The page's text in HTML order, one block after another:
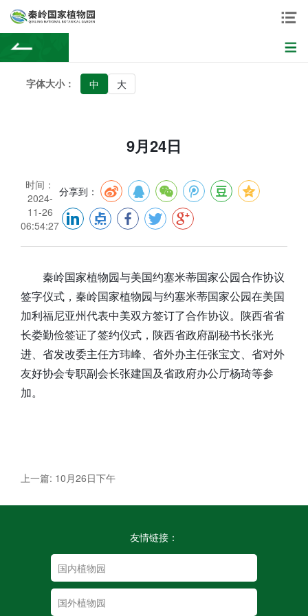
字体大小： 中 大
9月24日
时间：
2024-
11-26
06:54:27
分享到：
秦岭国家植物园与美国约塞米蒂国家公园合作协议
签字仪式，秦岭国家植物园与约塞米蒂国家公园在美国
加利福尼亚州代表中美双方签订了合作协议。陕西省省
长娄勤俭签证了签约仪式，陕西省政府副秘书长张光
进、省发改委主任方玮峰、省外办主任张宝文、省对外
友好协会专职副会长张建国及省政府办公厅杨琦等参
加。
上一篇: 10月26日下午
友情链接：